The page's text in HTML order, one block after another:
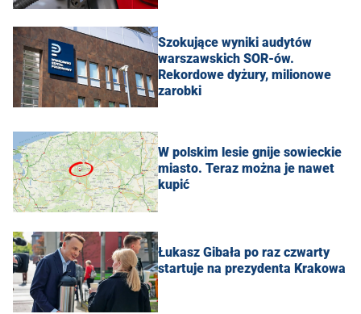
Szokujące wyniki audytów
warszawskich SOR-ów.
Rekordowe dyżury, milionowe
zarobki
W polskim lesie gnije sowieckie
miasto. Teraz można je nawet
kupić
Łukasz Gibała po raz czwarty
startuje na prezydenta Krakowa